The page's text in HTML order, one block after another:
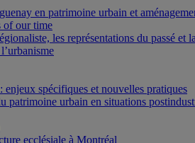
en patrimoine urbain et
of our time
les représentations du passé
spécifiques et nouvelles pratiques
patrimoine urbain en situations
ecclésiale à Montréal